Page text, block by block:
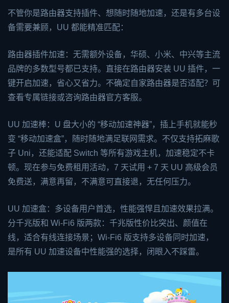
不管你是路由器支持插件、想随时随地加速，还是有多台设
备需要兼顾，UU 都能精准匹配：
路由器插件加速：无需额外设备，华硕、小米、中兴等主流
品牌的多数型号都已支持。直接在路由器安装 UU 插件，一
键开启加速，省心又省力。不确定自家路由器是否适配？可
查看专属链接或咨询路由器官方客服。
UU 加速棒：U 盘大小的 “移动加速神器”，插上手机就能秒
变 “移动加速盒”，随时随地满足联网需求。不仅支持拓麻歌
子 Uni，还能适配 Switch 等所有游戏主机，加速稳定不卡
顿。现在参与免费租用活动，7 天试用 + 7 天 UU 高级会员
免费送，满意再留，不满意可直接退，无任何压力。
UU 加速盒：多设备用户首选，性能强悍且加速效果拉满。
分千兆版和 Wi-Fi6 版两款：千兆版性价比突出、颜值在
线，适合有线连接场景；Wi-Fi6 版支持多设备同时加速，
是所有 UU 加速设备中性能强的选择，闭眼入不踩雷。